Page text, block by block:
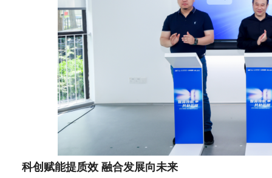
科创赋能提质效 融合发展向未来